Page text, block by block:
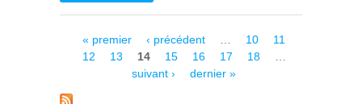
Pages
« premier ‹ précédent … 10
11
12
13 14 15 16 17 18
…
suivant ›
dernier »